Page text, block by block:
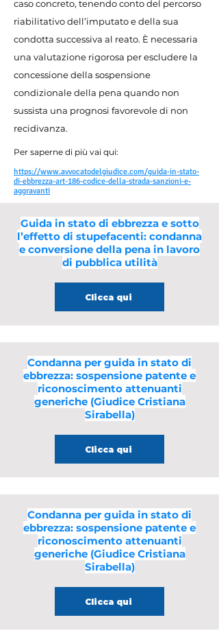
caso concreto, tenendo conto del percorso
riabilitativo dell’imputato e della sua
condotta successiva al reato. È necessaria
una valutazione rigorosa per escludere la
concessione della sospensione
condizionale della pena quando non
sussista una prognosi favorevole di non
recidivanza.
Per saperne di più vai qui:
https://www.avvocatodelgiudice.com/guida-in-stato-
di-ebbrezza-art-186-codice-della-strada-sanzioni-e-
aggravanti
Guida in stato di ebbrezza e sotto
l’effetto di stupefacenti: condanna
e conversione della pena in lavoro
di pubblica utilità
Clicca qui
Condanna per guida in stato di
ebbrezza: sospensione patente e
riconoscimento attenuanti
generiche (Giudice Cristiana
Sirabella)
Clicca qui
Condanna per guida in stato di
ebbrezza: sospensione patente e
riconoscimento attenuanti
generiche (Giudice Cristiana
Sirabella)
Clicca qui